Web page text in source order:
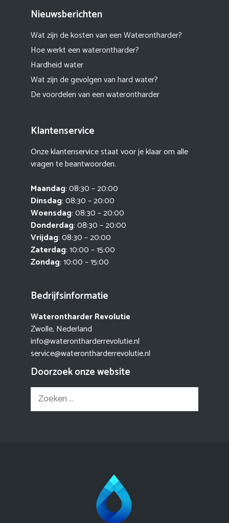
Nieuwsberichten
Wat zijn de kosten van een Waterontharder?
Hoe werkt een waterontharder?
Hardheid water
Wat zijn de gevolgen van hard water?
De voordelen van een waterontharder
Klantenservice
Onze klantenservice staat voor je klaar om alle
vragen te beantwoorden.
Maandag: 08:30 – 20:00
Dinsdag: 08:30 – 20:00
Woensdag: 08:30 – 20:00
Donderdag: 08:30 – 20:00
Vrijdag: 08:30 – 20:00
Zaterdag: 10:00 – 15:00
Zondag: 10:00 – 15:00
Bedrijfsinformatie
Waterontharder Revolutie
Zwolle, Nederland
info@waterontharderrevolutie.nl
service@waterontharderrevolutie.nl
Doorzoek onze website
Zoek
naar: